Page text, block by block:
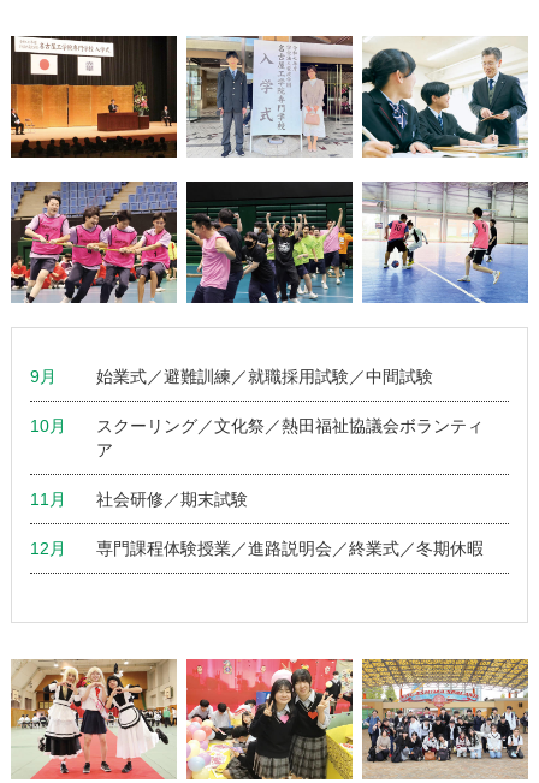
9月 始業式／避難訓練／就職採用試験／中間試験
10月
スクーリング／文化祭／熱田福祉協議会ボランティ
ア
11月 社会研修／期末試験
12月 専門課程体験授業／進路説明会／終業式／冬期休暇